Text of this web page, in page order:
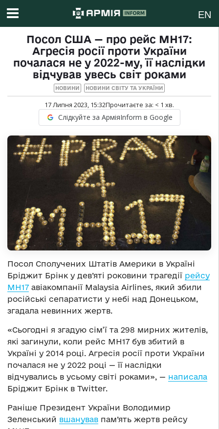
EN
Посол США — про рейс MH17:
Агресія росії проти України
почалася не у 2022-му, її наслідки
відчував увесь світ роками
НОВИНИ НОВИНИ СВІТУ ТА УКРАЇНИ
17 Липня 2023, 15:32Прочитаєте за: < 1 хв.
Слідкуйте за АрміяInform в Google
Посол Сполучених Штатів Америки в Україні
Бріджит Брінк у дев’яті роковини трагедії рейсу
MH17авіакомпанії Malaysia Airlines, який збили
російські сепаратисти у небі над Донецьком,
згадала невинних жертв.
«Сьогодні я згадую сім’ї та 298 мирних жителів,
які загинули, коли рейс MH17 був збитий в
Україні у 2014 році. Агресія росії проти України
почалася не у 2022 році — її наслідки
відчувались в усьому світі роками», — написала
Бріджит Брінк в Twitter.
Раніше Президент України Володимир
Зеленський вшанував пам’ять жертв рейсу